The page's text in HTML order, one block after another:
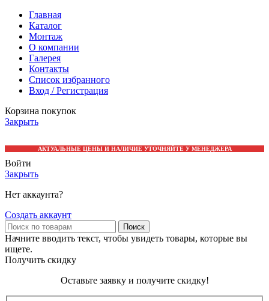
Главная
Каталог
Монтаж
О компании
Галерея
Контакты
Список избранного
Вход / Регистрация
Корзина покупок
Закрыть
АКТУАЛЬНЫЕ ЦЕНЫ И НАЛИЧИЕ УТОЧНЯЙТЕ У МЕНЕДЖЕРА
Войти
Закрыть
Нет аккаунта?
Создать аккаунт
Поиск
Начните вводить текст, чтобы увидеть товары, которые вы
ищете.
Получить скидку
Оставьте заявку и получите скидку!